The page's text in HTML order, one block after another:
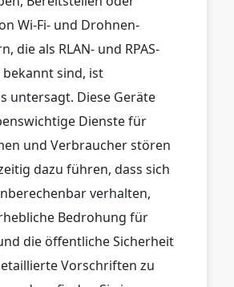
Wi-Fi- und Drohnen-
die als RLAN- und RPAS-
sind, ist
untersagt. Diese Geräte
Dienste für
und Verbraucher stören
dazu führen, dass sich
verhalten,
Bedrohung für
die öffentliche Sicherheit
Vorschriften zu